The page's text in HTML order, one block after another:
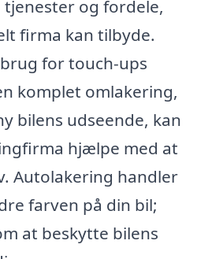
og fordele,
firma kan tilbyde.
for touch-ups
komplet omlakering,
bilens udseende, kan
hjælpe med at
Autolakering handler
farven på din bil;
at beskytte bilens